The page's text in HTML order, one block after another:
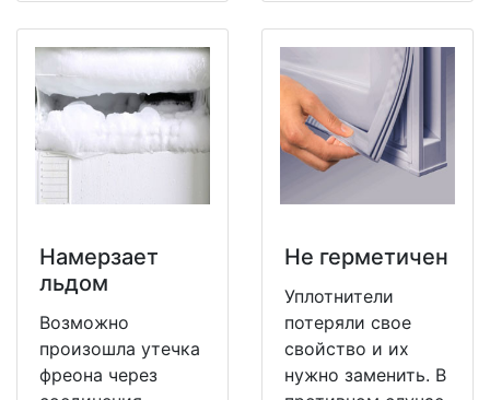
Намерзает
льдом
Возможно
произошла утечка
фреона через
Не герметичен
Уплотнители
потеряли свое
свойство и их
нужно заменить. В